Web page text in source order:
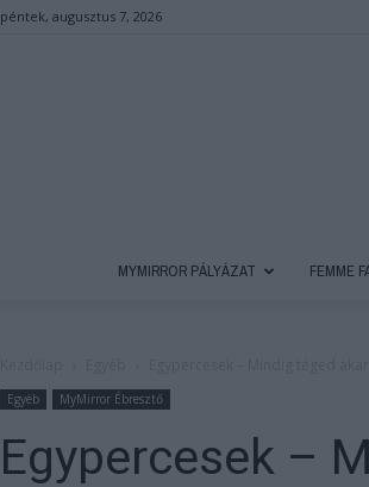
péntek, augusztus 7, 2026
MYMIRROR PÁLYÁZAT FEMME
Egyéb MyMirror Ébresztő
Egypercesek –